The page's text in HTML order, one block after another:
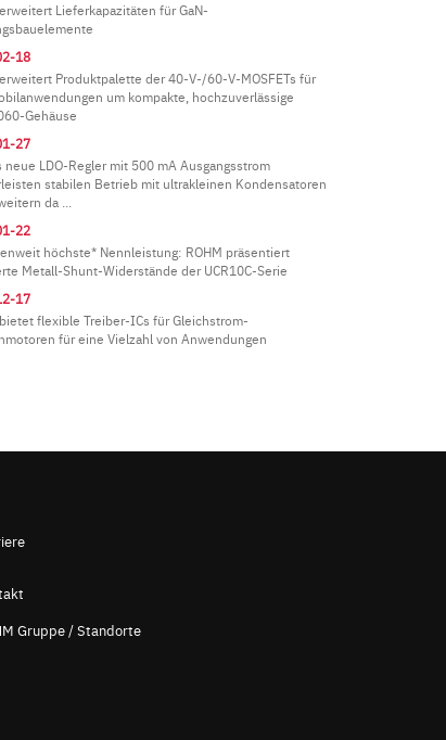
Lieferkapazitäten für GaN-
18
erweitert Produktpalette der 40-V-/60-V-MOSFETs für
um kompakte, hochzuverlässige
Gehäuse
27
neue LDO-Regler mit 500 mA Ausgangsstrom
stabilen Betrieb mit ultrakleinen Kondensatoren
da ...
22
höchste* Nennleistung: ROHM präsentiert
Metall-Shunt-Widerstände der UCR10C-Serie
17
bietet flexible Treiber-ICs für Gleichstrom-
für eine Vielzahl von Anwendungen
Gruppe / Standorte